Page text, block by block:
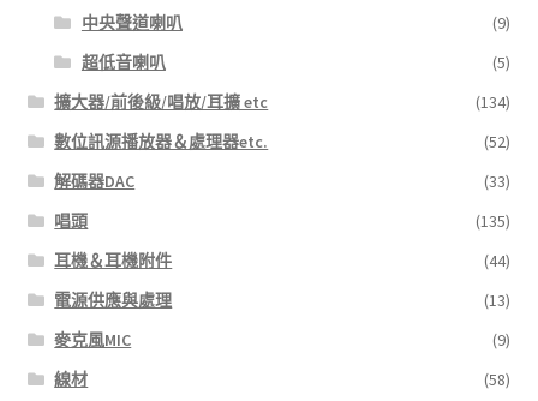
中央聲道喇叭
(9)
超低音喇叭
(5)
擴大器/前後級/唱放/耳擴 etc
(134)
數位訊源播放器＆處理器etc.
(52)
解碼器DAC
(33)
唱頭
(135)
耳機＆耳機附件
(44)
電源供應與處理
(13)
麥克風MIC
(9)
線材
(58)